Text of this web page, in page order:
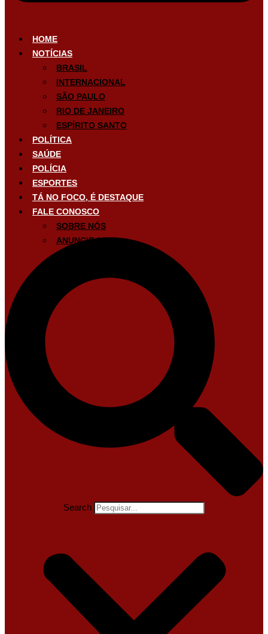
HOME
NOTÍCIAS
BRASIL
INTERNACIONAL
SÃO PAULO
RIO DE JANEIRO
ESPÍRITO SANTO
POLÍTICA
SAÚDE
POLÍCIA
ESPORTES
TÁ NO FOCO, É DESTAQUE
FALE CONOSCO
SOBRE NÓS
ANUNCIE AQUI
Search